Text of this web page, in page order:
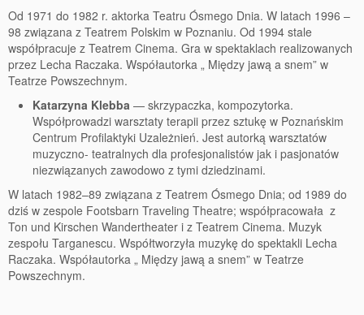
Od 1971 do 1982 r. aktorka Teatru Ósmego Dnia. W latach 1996 –
98 związana z Teatrem Polskim w Poznaniu. Od 1994 stale
współpracuje z Teatrem Cinema. Gra w spektaklach realizowanych
przez Lecha Raczaka. Współautorka „ Między jawą a snem” w
Teatrze Powszechnym.
Katarzyna Klebba — skrzypaczka, kompozytorka.
Współprowadzi warsztaty terapii przez sztukę w Poznańskim
Centrum Profilaktyki Uzależnień. Jest autorką warsztatów
muzyczno- teatralnych dla profesjonalistów jak i pasjonatów
niezwiązanych zawodowo z tymi dziedzinami.
W latach 1982–89 związana z Teatrem Ósmego Dnia; od 1989 do
dziś w zespole Footsbarn Traveling Theatre; współpracowała z
Ton und Kirschen Wandertheater i z Teatrem Cinema. Muzyk
zespołu Targanescu. Współtworzyła muzykę do spektakli Lecha
Raczaka. Współautorka „ Między jawą a snem” w Teatrze
Powszechnym.